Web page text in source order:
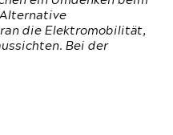
die Elektromobilität,
Bei der